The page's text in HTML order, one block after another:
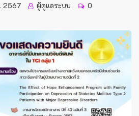
2567 ผู้ดูแลระบบ 0